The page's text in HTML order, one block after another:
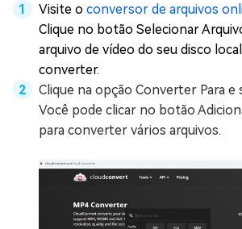
Visite o conversor de arquivos
Clique no botão Selecionar
arquivo de vídeo do seu disco
converter.
Clique na opção Converter Para e
Você pode clicar no botão
para converter vários arquivos.